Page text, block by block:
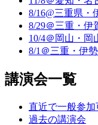
8/16@三重県・
8/29＠三重・伊
10/4＠岡山・岡
8/1＠三重・伊
講演会一覧
直近で一般参
過去の講演会